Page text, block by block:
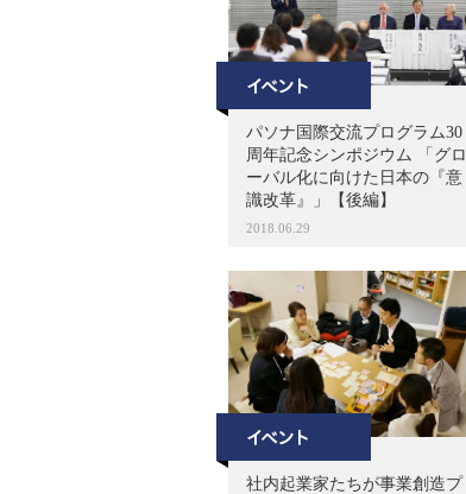
パソナ国際交流プログラム30
周年記念シンポジウム 「グロ
ーバル化に向けた日本の『意
識改革』」【後編】
2018.06.29
社内起業家たちが事業創造プ